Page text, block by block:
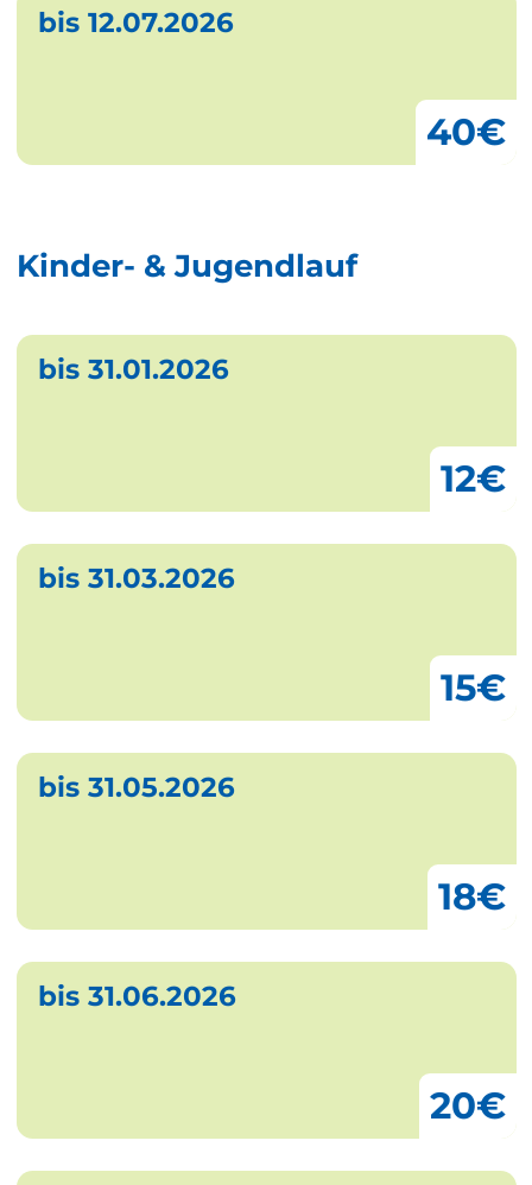
bis 12.07.2026
40€
Kinder- & Jugendlauf
bis 31.01.2026
12€
bis 31.03.2026
15€
bis 31.05.2026
18€
bis 31.06.2026
20€